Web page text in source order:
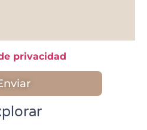
privacidad